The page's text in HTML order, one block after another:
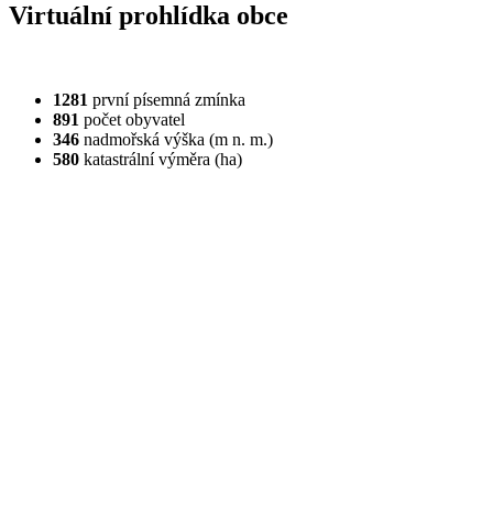
Virtuální prohlídka obce
1281 první písemná zmínka
891 počet obyvatel
346 nadmořská výška (m n. m.)
580 katastrální výměra (ha)